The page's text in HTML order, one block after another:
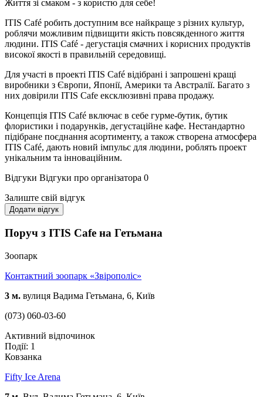
Життя зі смаком - з користю для себе!
ITIS Café робить доступним все найкраще з різних культур,
роблячи можливим підвищити якість повсякденного життя
людини. ITIS Café - дегустація смачних і корисних продуктів
високої якості в правильній середовищі.
Для участі в проекті ITIS Café відібрані і запрошені кращі
виробники з Європи, Японії, Америки та Австралії. Багато з
них довірили ITIS Cafe ексклюзивні права продажу.
Концепція ITIS Café включає в себе гурме-бутик, бутик
флористики і подарунків, дегустаційне кафе. Нестандартно
підібране поєднання асортименту, а також створена атмосфера
ITIS Café, дають новий імпульс для людини, роблять проект
унікальним та інноваційним.
Відгуки Відгуки про організатора 0
Залиште свій відгук
Додати відгук
Поруч з ITIS Cafe на Гетьмана
Зоопарк
Контактний зоопарк «Звірополіс»
3 м. вулиця Вадима Гетьмана, 6, Київ
(073) 060-03-60
Активний відпочинок
Події: 1
Ковзанка
Fifty Ice Arena